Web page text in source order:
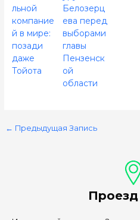
льной
компание
й в мире:
позади
даже
Тойота
Белозерц
ева перед
выборами
главы
Пензенск
ой
области
← Предыдущая Запись